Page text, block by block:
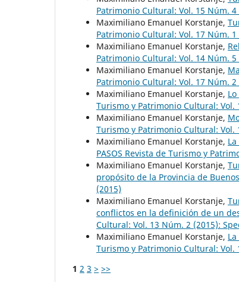
Patrimonio Cultural: Vol. 15 Núm. 4
Maximiliano Emanuel Korstanje,
Patrimonio Cultural: Vol. 17 Núm. 1
Maximiliano Emanuel Korstanje,
Patrimonio Cultural: Vol. 14 Núm. 5
Maximiliano Emanuel Korstanje,
Patrimonio Cultural: Vol. 17 Núm. 2
Maximiliano Emanuel Korstanje,
Turismo y Patrimonio Cultural: Vol.
Maximiliano Emanuel Korstanje,
Turismo y Patrimonio Cultural: Vol.
Maximiliano Emanuel Korstanje,
PASOS Revista de Turismo y
Maximiliano Emanuel Korstanje,
propósito de la Provincia de
(2015)
Maximiliano Emanuel Korstanje,
conflictos en la definición de un
Cultural: Vol. 13 Núm. 2 (2015):
Maximiliano Emanuel Korstanje,
Turismo y Patrimonio Cultural: Vol.
1 2 3 > >>